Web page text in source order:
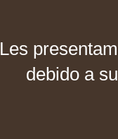
Les
debido a